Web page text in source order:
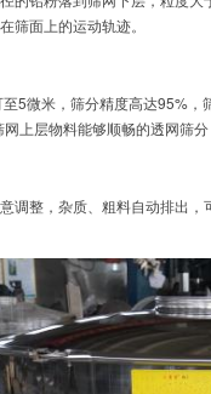
筛面上的运动轨迹。
5微米，筛分精度高达95%
上层物料能够顺畅的透网筛
整，杂质、粗料自动排出，